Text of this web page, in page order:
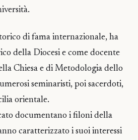
di fama internazionale, ha
della Diocesi e come docente
Chiesa e di Metodologia dello
seminaristi, poi sacerdoti,
orientale.
documentano i filoni della
caratterizzato i suoi interessi